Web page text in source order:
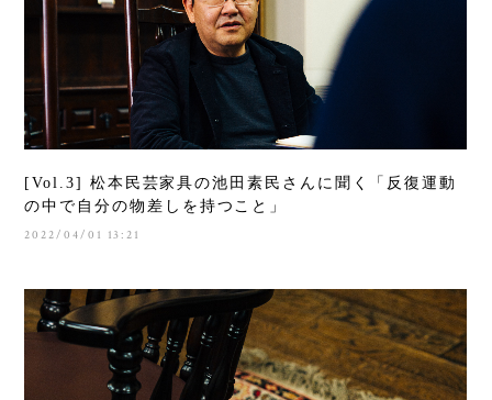
[Vol.3] 松本民芸家具の池田素民さんに聞く「反復運動
の中で自分の物差しを持つこと」
2022/04/01 13:21